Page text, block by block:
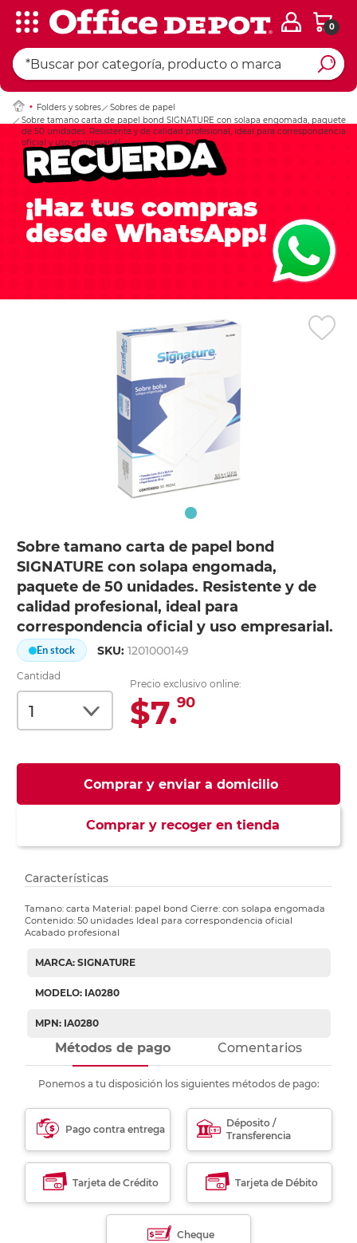
0
Folders y sobres
Sobres de papel
Sobre tamano carta de papel bond SIGNATURE con solapa engomada, paquete
de 50 unidades. Resistente y de calidad profesional, ideal para correspondencia
oficial y uso empresarial.
Sobre tamano carta de papel bond
SIGNATURE con solapa engomada,
paquete de 50 unidades. Resistente y de
calidad profesional, ideal para
correspondencia oficial y uso empresarial.
En stock SKU:1201000149
Cantidad
Precio exclusivo online:
$7.90
Comprar y enviar a domicilio
Comprar y recoger en tienda
Ingresar Codigo
Características
Tamano: carta Material: papel bond Cierre: con solapa engomada
Contenido: 50 unidades Ideal para correspondencia oficial
Acabado profesional
MARCA: SIGNATURE
MODELO: IA0280
MPN: IA0280
Métodos de pago Comentarios
Ponemos a tu disposición los siguientes métodos de pago:
Pago contra entrega
Déposito /
Transferencia
Tarjeta de Crédito Tarjeta de Débito
Cheque